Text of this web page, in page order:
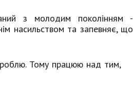
з молодим поколінням -
насильством та запевняє, що
Тому працюю над тим,